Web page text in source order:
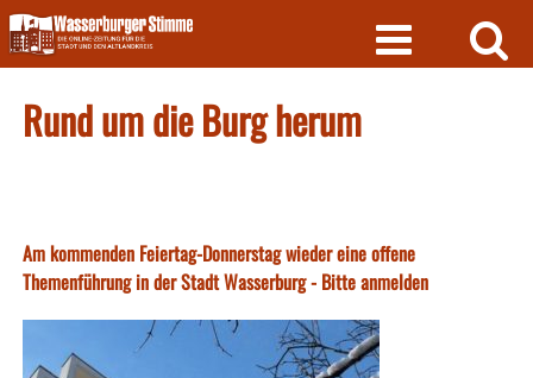
Skip
to
content
Rund um die Burg herum
Am kommenden Feiertag-Donnerstag wieder eine offene
Themenführung in der Stadt Wasserburg - Bitte anmelden